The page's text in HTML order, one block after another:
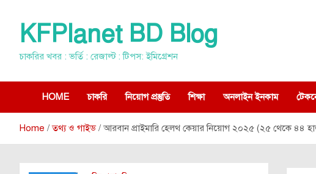
contentKFPlanet BD Blog
চাকরির খবর : ভর্তি : রেজাল্ট : টিপস: ইমিগ্রেশন
HOME চাকরি নিয়োগ প্রস্তুতি শিক্ষা অনলাইন ইনকাম
Home তথ্য ও গাইড আরবান প্রাইমারি হেলথ কেয়ার নিয়োগ ২০২৫ (২৫ থেকে ৪৪